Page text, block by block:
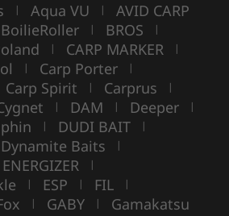
| Aqua VU | AVID CARP
BoilieRoller | BROS |
| CARP MARKER |
| Carp Porter |
Carp Spirit | Carprus |
| DAM | Deeper |
| DUDI BAIT |
Dynamite Baits |
ENERGIZER |
| ESP | FIL |
| GABY | Gamakatsu